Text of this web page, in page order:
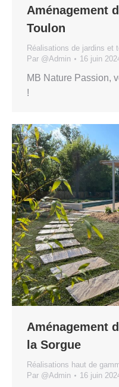
Aménagement
Toulon
Réalisations de jardins et
Par @Admin 16 juin
MB Nature Passion,
!
Aménagement
la Sorgue
Réalisations haut de
Par @Admin 16 juin